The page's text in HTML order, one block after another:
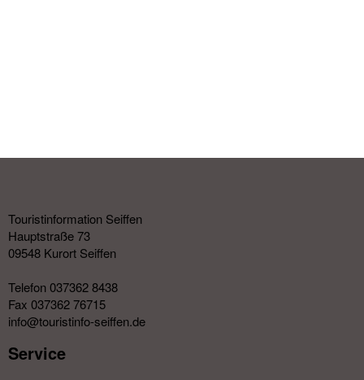
Touristinformation Seiffen
Hauptstraße 73
09548 Kurort Seiffen
Telefon 037362 8438
Fax 037362 76715
info@touristinfo-seiffen.de
Service​